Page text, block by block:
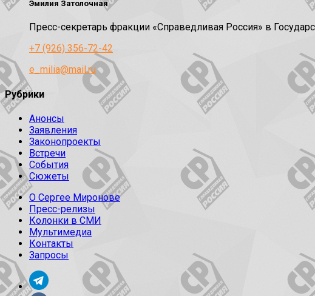
Эмилия Затолочная
Пресс-секретарь фракции «Справедливая Россия» в
+7 (926) 356-72-42
e_milia@mail.ru
Рубрики
Анонсы
Заявления
Законопроекты
Встречи
События
Сюжеты
О Сергее Миронове
Пресс-релизы
Колонки в СМИ
Мультимедиа
Контакты
Запросы